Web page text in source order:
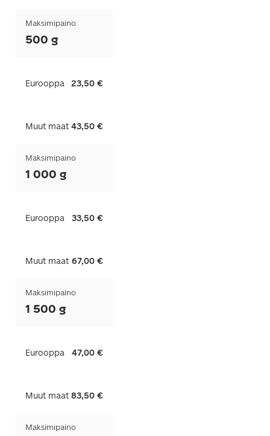
Maksimipaino
500 g
Eurooppa 23,50 €
Muut maat 43,50 €
Maksimipaino
1 000 g
Eurooppa 33,50 €
Muut maat 67,00 €
Maksimipaino
1 500 g
Eurooppa 47,00 €
Muut maat 83,50 €
Maksimipaino